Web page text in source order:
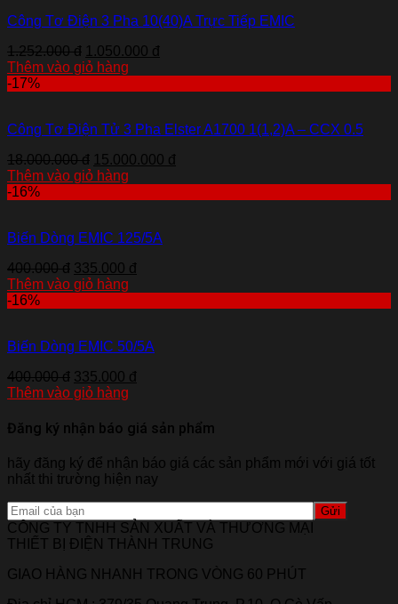
Công Tơ Điện 3 Pha 10(40)A Trực Tiếp EMIC
1.252.000 đ 1.050.000 đ
Thêm vào giỏ hàng
-17%
Công Tơ Điện Tử 3 Pha Elster A1700 1(1,2)A – CCX 0.5
18.000.000 đ 15.000.000 đ
Thêm vào giỏ hàng
-16%
Biến Dòng EMIC 125/5A
400.000 đ 335.000 đ
Thêm vào giỏ hàng
-16%
Biến Dòng EMIC 50/5A
400.000 đ 335.000 đ
Thêm vào giỏ hàng
Đăng ký nhận báo giá sản phẩm
hãy đăng ký để nhận báo giá các sản phẩm mới với giá tốt
nhất thi trường hiện nay
CÔNG TY TNHH SẢN XUẤT VÀ THƯƠNG MẠI
THIẾT BỊ ĐIỆN THÀNH TRUNG
GIAO HÀNG NHANH TRONG VÒNG 60 PHÚT